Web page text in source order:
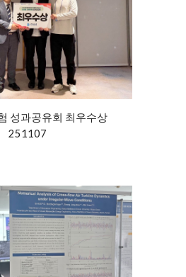
성과공유회 최우수상
251107